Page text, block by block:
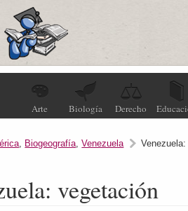
Arte Biología Derecho
, Biogeografía,Venezuela
vegetación